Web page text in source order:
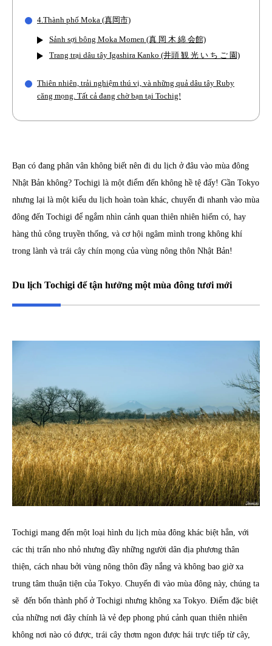
4.Thành phố Moka (真岡市)
Sảnh sợi bông Moka Momen (真 岡 木 綿 会館)
Trang trại dâu tây Igashira Kanko (井頭 観 光 い ち ご 園)
Thiên nhiên, trải nghiệm thú vị, và những quả dâu tây Ruby
căng mọng. Tất cả đang chờ bạn tại Tochig!
Bạn có đang phân vân không biết nên đi du lịch ở đâu vào mùa đông
Nhật Bản không? Tochigi là một điểm đến không hề tệ đấy! Gần Tokyo
nhưng lại là một kiểu du lịch hoàn toàn khác, chuyến đi nhanh vào mùa
đông đến Tochigi để ngắm nhìn cảnh quan thiên nhiên hiếm có, hay
hàng thủ công truyền thống, và cơ hội ngâm mình trong không khí
trong lành và trái cây chín mọng của vùng nông thôn Nhật Bản!
Du lịch Tochigi để tận hưởng một mùa đông tươi mới
Tochigi mang đến một loại hình du lịch mùa đông khác biệt hẳn, với
các thị trấn nho nhỏ nhưng đầy những người dân địa phương thân
thiện, cách nhau bởi vùng nông thôn đầy nắng và không bao giờ xa
trung tâm thuận tiện của Tokyo. Chuyến đi vào mùa đông này, chúng ta
sẽ đến bốn thành phố ở Tochigi nhưng không xa Tokyo. Điểm đặc biệt
của những nơi đây chính là vẻ đẹp phong phú cảnh quan thiên nhiên
không nơi nào có được, trái cây thơm ngon được hái trực tiếp từ cây,